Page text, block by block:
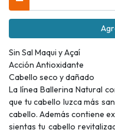
Sin Sal Maqui y Açaí
Acción Antioxidante
Cabello seco y dañado
La línea Ballerina Natural
que tu cabello luzca más
cabello. Además contiene
sientas tu cabello